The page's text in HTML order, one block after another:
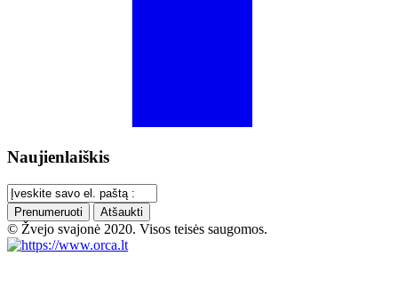
Naujienlaiškis
Prenumeruoti Atšaukti
© Žvejo svajonė 2020. Visos teisės saugomos.